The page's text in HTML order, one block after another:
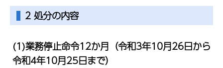
2 処分の内容
(1)業務停止命令12か月（令和3年10月26日から
令和4年10月25日まで）